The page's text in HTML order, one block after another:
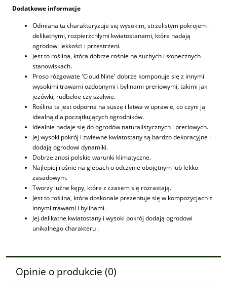
Dodatkowe informacje
Odmiana ta charakteryzuje się wysokim, strzelistym pokrojem i
delikatnymi, rozpierzchłymi kwiatostanami, które nadają
ogrodowi lekkości i przestrzeni.
Jest to roślina, która dobrze rośnie na suchych i słonecznych
stanowiskach.
Proso rózgowate 'Cloud Nine' dobrze komponuje się z innymi
wysokimi trawami ozdobnymi i bylinami preriowymi, takimi jak
jeżówki, rudbekie czy szałwie.
Roślina ta jest odporna na suszę i łatwa w uprawie, co czyni ją
idealną dla początkujących ogrodników.
Idealnie nadaje się do ogrodów naturalistycznych i preriowych.
Jej wysoki pokrój i zwiewne kwiatostany są bardzo dekoracyjne i
dodają ogrodowi dynamiki.
Dobrze znosi polskie warunki klimatyczne.
Najlepiej rośnie na glebach o odczynie obojętnym lub lekko
zasadowym.
Tworzy luźne kępy, które z czasem się rozrastają.
Jest to roślina, która doskonale prezentuje się w kompozycjach z
innymi trawami i bylinami.
Jej delikatne kwiatostany i wysoki pokrój dodają ogrodowi
unikalnego charakteru .
Opinie o produkcie (0)